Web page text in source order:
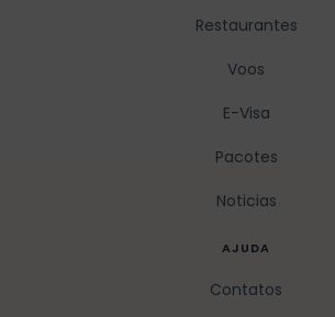
Restaurantes
Voos
E-Visa
Pacotes
Noticias
AJUDA
Contatos